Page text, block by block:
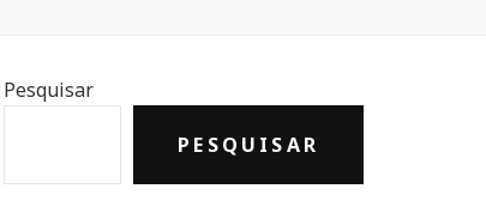
Pesquisar
PESQUISAR